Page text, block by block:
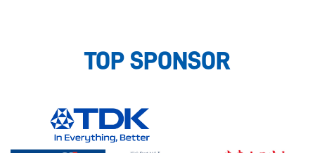
TOP SPONSOR